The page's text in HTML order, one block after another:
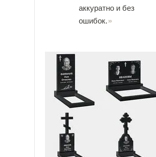
аккуратно и без
ошибок.